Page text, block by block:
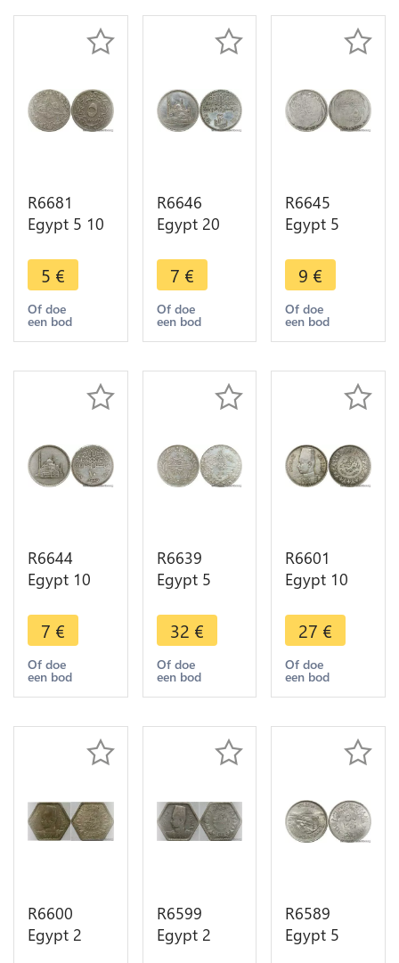
R6681
Egypt 5 10
Hamid II
AH 1293
/30 1904 ->
Make offer
5 €
Of doe
een bod
R6646
Egypt 20
Piastres
Mosque
Mohammad
Ali AH 1404
Make offer
7 €
Of doe
een bod
R6645
Egypt 5
Hussein
Kamel AH
1335 1917
Silver ->
9 €
Of doe
een bod
R6644
Egypt 10
Piastres
Mosque
Mohammad
Ali AH 1404
Make offer
7 €
Of doe
een bod
R6639
Egypt 5
Muhammad
V AH 1327
/6 1913 H
Heaton
Make offer
32 €
Of doe
een bod
R6601
Egypt 10
Piastres
Farouk AH
1356 1937
Silver ->
27 €
Of doe
een bod
R6600
Egypt 2
R6599
Egypt 2
R6589
Egypt 5